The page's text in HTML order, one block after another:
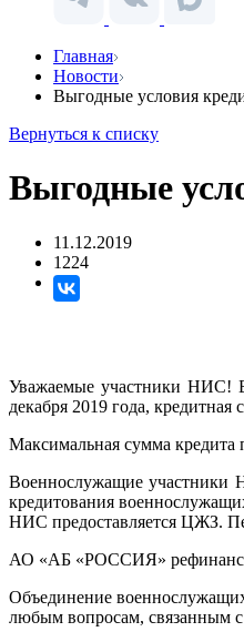
Главная
Новости
Выгодные условия
Вернуться к списку
Выгодные
11.12.2019
1224
Уважаемые участники НИС!
декабря 2019 года,
Максимальная сумма кредита
Военнослужащие участники
кредитования
НИС предоставляется ЦЖЗ.
АО «АБ «РОССИЯ»
Объединение
любым вопросам, связанным